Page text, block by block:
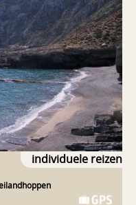
net als de herder met zijn
Op Sicilië is elke dag een
Zo kun je Palermo
Musea in overvloed,
in Monreale,
In Palermo kom je tijd
gastvrij onthaald door
op de mooiste plekken van
hen voel je je hier snel
zwembad. Schuif aan voor
bent op Sicilië, het eten en
individuele reizen